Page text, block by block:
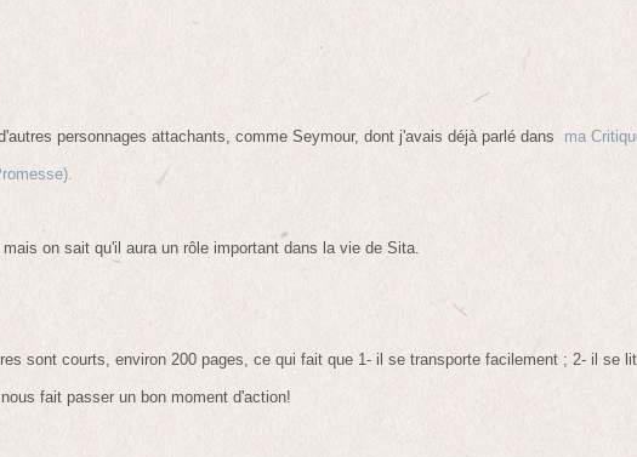
personnages attachants, comme Seymour, dont j'avais déjà parlé dans ma
on sait qu'il aura un rôle important dans la vie de Sita.
sont courts, environ 200 pages, ce qui fait que 1- il se transporte facilement ; 2- il se lit
fait passer un bon moment d'action!